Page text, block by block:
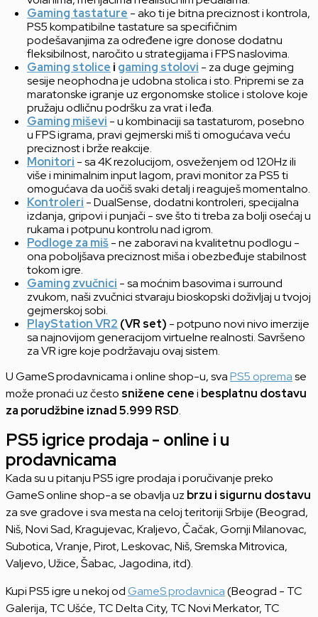
Gaming tastature - ako ti je bitna preciznost i kontrola,
PS5 kompatibilne tastature sa specifičnim
podešavanjima za određene igre donose dodatnu
fleksibilnost, naročito u strategijama i FPS naslovima.
Gaming stolice i gaming stolovi - za duge gejming
sesije neophodna je udobna stolica i sto. Pripremi se za
maratonske igranje uz ergonomske stolice i stolove koje
pružaju odličnu podršku za vrat i leđa.
Gaming miševi - u kombinaciji sa tastaturom, posebno
u FPS igrama, pravi gejmerski miš ti omogućava veću
preciznost i brže reakcije.
Monitori - sa 4K rezolucijom, osveženjem od 120Hz ili
više i minimalnim input lagom, pravi monitor za PS5 ti
omogućava da uočiš svaki detalj i reaguješ momentalno.
Kontroleri - DualSense, dodatni kontroleri, specijalna
izdanja, gripovi i punjači - sve što ti treba za bolji osećaj u
rukama i potpunu kontrolu nad igrom.
Podloge za miš- ne zaboravi na kvalitetnu podlogu -
ona poboljšava preciznost miša i obezbeđuje stabilnost
tokom igre.
Gaming zvučnici - sa moćnim basovima i surround
zvukom, naši zvučnici stvaraju bioskopski doživljaj u tvojoj
gejmerskoj sobi.
PlayStation VR2 (VR set) - potpuno novi nivo imerzije
sa najnovijom generacijom virtuelne realnosti. Savršeno
za VR igre koje podržavaju ovaj sistem.
U GameS prodavnicama i online shop-u, svaPS5 opremase
može pronaći uz često snižene cenei besplatnu dostavu
za porudžbine iznad 5.999 RSD.
PS5 igrice prodaja - online i u
prodavnicama
Kada su u pitanju PS5 igre prodaja i poručivanje preko
GameS online shop-a se obavlja uz brzu i sigurnu dostavu
za sve gradove i sva mesta na celoj teritoriji Srbije (Beograd,
Niš, Novi Sad, Kragujevac, Kraljevo, Čačak, Gornji Milanovac,
Subotica, Vranje, Pirot, Leskovac, Niš, Sremska Mitrovica,
Valjevo, Užice, Šabac, Jagodina, itd).
Kupi PS5 igre u nekoj odGameS prodavnica(Beograd - TC
Galerija, TC Ušće, TC Delta City, TC Novi Merkator, TC